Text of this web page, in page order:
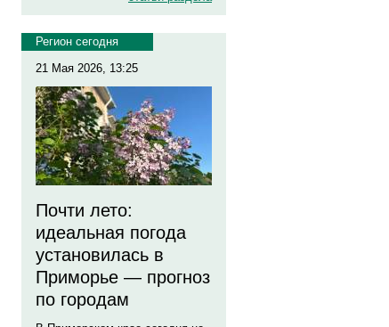
Регион сегодня
21 Мая 2026, 13:25
Почти лето:
идеальная погода
установилась в
Приморье — прогноз
по городам